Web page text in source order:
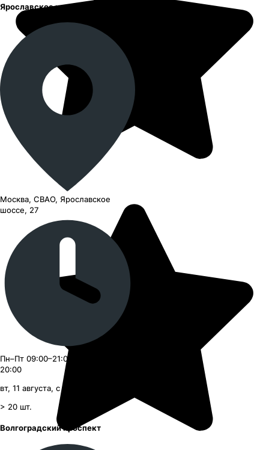
Ярославское шоссе
Москва, СВАО, Ярославское
шоссе, 27
Пн–Пт 09:00–21:00, Сб–Вс 09:00–
20:00
вт, 11 августа, с 09:00
> 20 шт.
Волгоградский проспект